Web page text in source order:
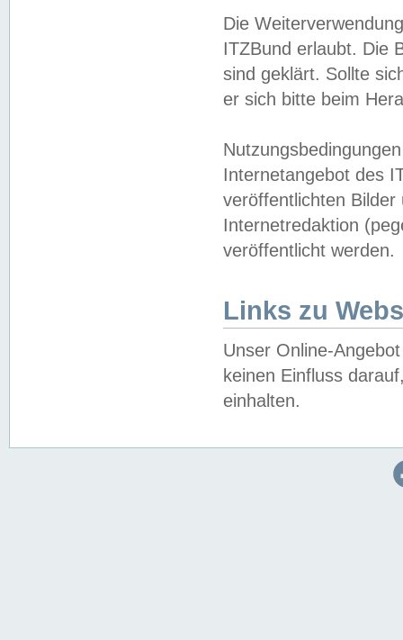
Die
ITZBund erlaubt. Die
sind geklärt. Sollte
er sich bitte beim
Internetangebot des
veröffentlichten
Internetredaktion
veröffentlicht werden.
Links zu
Unser Online-
keinen Einfluss
einhalten.